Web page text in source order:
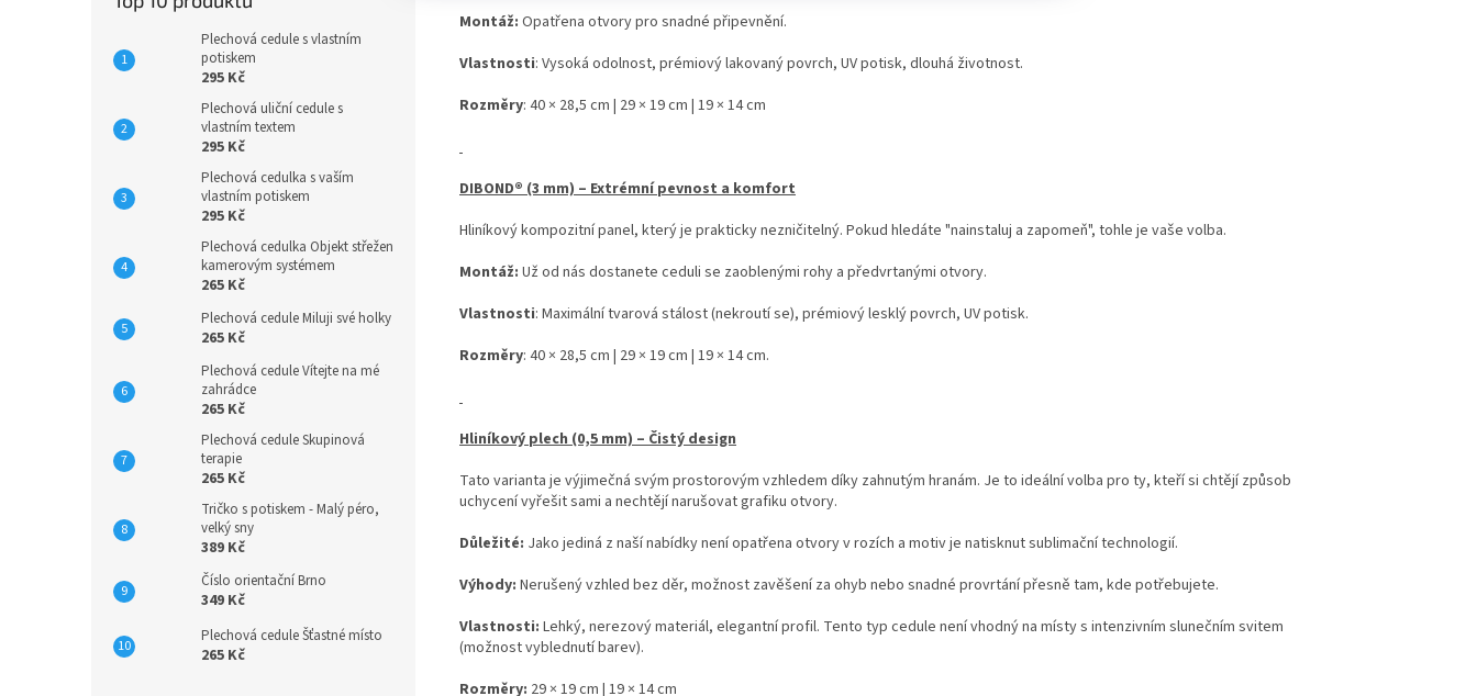
Plechová cedule s vlastním
potiskem
295 Kč
Plechová uliční cedule s
vlastním textem
295 Kč
Plechová cedulka s vaším
vlastním potiskem
295 Kč
Plechová cedulka Objekt střežen
kamerovým systémem
265 Kč
Plechová cedule Miluji své holky
265 Kč
Plechová cedule Vítejte na mé
zahrádce
265 Kč
Plechová cedule Skupinová
terapie
265 Kč
Tričko s potiskem - Malý péro,
velký sny
389 Kč
Číslo orientační Brno
349 Kč
Plechová cedule Šťastné místo
265 Kč
Montáž: Opatřena otvory pro snadné připevnění.
Vlastnosti: Vysoká odolnost, prémiový lakovaný povrch, UV potisk, dlouhá životnost.
Rozměry: 40 × 28,5 cm | 29 × 19 cm | 19 × 14 cm
DIBOND® (3 mm) – Extrémní pevnost a komfort
Hliníkový kompozitní panel, který je prakticky nezničitelný. Pokud hledáte "nainstaluj a zapomeň", tohle je vaše volba.
Montáž: Už od nás dostanete ceduli se zaoblenými rohy a předvrtanými otvory.
Vlastnosti: Maximální tvarová stálost (nekroutí se), prémiový lesklý povrch, UV potisk.
Rozměry: 40 × 28,5 cm | 29 × 19 cm | 19 × 14 cm.
Hliníkový plech (0,5 mm) – Čistý design
Tato varianta je výjimečná svým prostorovým vzhledem díky zahnutým hranám. Je to ideální volba pro ty, kteří si chtějí způsob
uchycení vyřešit sami a nechtějí narušovat grafiku otvory.
Důležité: Jako jediná z naší nabídky není opatřena otvory v rozích a motiv je natisknut sublimační technologií.
Výhody: Nerušený vzhled bez děr, možnost zavěšení za ohyb nebo snadné provrtání přesně tam, kde potřebujete.
Vlastnosti: Lehký, nerezový materiál, elegantní profil. Tento typ cedule není vhodný na místy s intenzivním slunečním svitem
(možnost vyblednutí barev).
Rozměry: 29 × 19 cm | 19 × 14 cm